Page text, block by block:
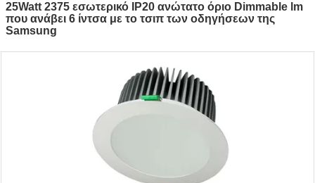
25Watt 2375 εσωτερικό IP20 ανώτατο όριο Dimmable lm
που ανάβει 6 ίντσα με το τσιπ των οδηγήσεων της
Samsung